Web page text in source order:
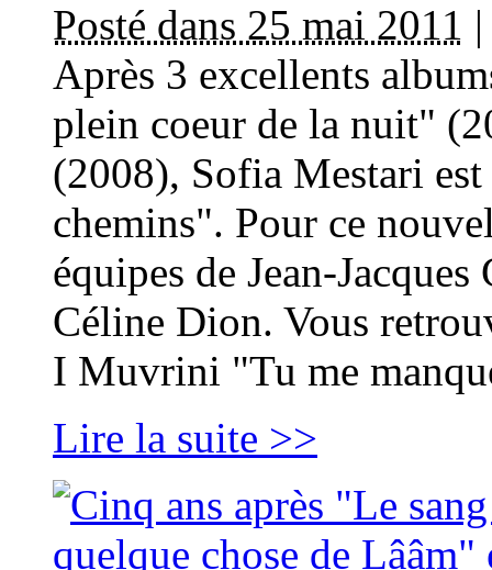
Posté dans 25 mai 2011
Après 3 excellents
plein coeur de la nuit"
(2008), Sofia Mestari
chemins". Pour ce
équipes de Jean-
Céline Dion. Vous
I Muvrini "Tu me
Lire la suite >>